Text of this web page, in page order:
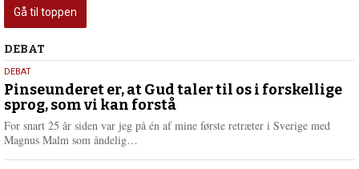
Gå til toppen
Debat
DEBAT
5.
august
2026
DEBAT
Pinseunderet er, at Gud taler til os i forskellige
sprog, som vi kan forstå
For snart 25 år siden var jeg på én af mine første retræter i Sverige med
Magnus Malm som åndelig…